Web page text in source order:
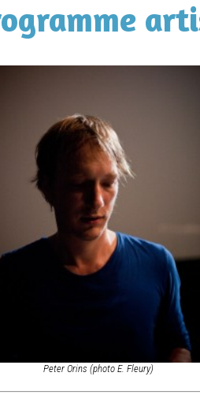
Peter Orins (photo E. Fleury)